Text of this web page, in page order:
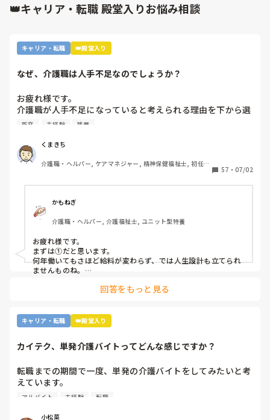
私が勤める職場には日勤が無く早番、遅番、夜勤のみで、私
輩からは｢夜勤やらないのに正職員なの？｣
と言われ説明すると｢夜勤やらないのに正職員になれるんだ｣
かでは無いと思うのでその時は受け流しました。
家から職場が遠く、電車通勤なのですが仕事の準備をするの
に皆早く来て15分前から仕事をしています。
早く帰れるとかは全く無いです。
入職時に前残業があるとかは聞かされませんでした。
前に｢〇時まで待ったけど、来なかったから先に準備してい
た。電源を入れたり色々準備があるから仕事前にしなければ
ならないのに、仕事開始まで待ってちゃダメだよ、先に他の
人が準備してくれてたら追いかけてお礼しなくちゃ｣と言わ
れました
正直｢は？｣と思ってしまいました。仕事開始前なのだから仕
事開始してから準備したら良いのでは？お礼って何？私はた
間的に今以上早く出勤することは出来ないと伝えているのに
関してお礼するのは分かりますし勿論言われなくてもしま
す。
今の職場は介護士と看護師の仲もあまり良くないし｢ここの
くれれば良いんだよこんなの｣、｢看護師は文句言ってくるだ
けで何もしない｣等言いたい放題
かいない気がします。
すみません、だいぶ脱線しました。
めてもいいと思います。
あまり、アドバイスになってない感じになっていたら、すみま
👑キャリア・転職 殿堂入りお悩み相談
キャリア・転職 👑殿堂入り
なぜ、介護職は人手不足なのでしょうか？
お疲れ様です。
介護職が人手不足になっていると考えられる理由を下から選
んで下さい
②利用者に叩かれるなど危険があるから。
③他業種に転職できるスキルがつかなさそうだから。
④職場の立地が悪いところが多いから。
⑥施設を作りすぎているから。
⑦時間外労働が多いから。
⑧介護の業界人が綺麗事しか言わないから。
⑨人がいないのに新卒を優遇するから。
⑩未経験可の求人しかないから。
11マネジメント層がまともでないから。
12その他
新卒 未経験 残業
くまきち
介護職・ヘルパー, ケアマネジャー, 精神保健福祉士, 初任者
57 ・ 07/02
かもねぎ
介護職・ヘルパー, 介護福祉士, ユニット型特養
お疲れ様です。
まずは①だと思います。
何年働いてもさほど給料が変わらず、では人生設計も立てられ
ませんものね。
回答をもっと見る
キャリア・転職 👑殿堂入り
カイテク、単発介護バイトってどんな感じですか？
転職までの期間で一度、単発の介護バイトをしてみたいと考
えています。
ですが単発バイトを求めてるってことはそれなりに忙しい施
かなか踏み出せずにいます。
アルバイト 未経験 転職
小松菜